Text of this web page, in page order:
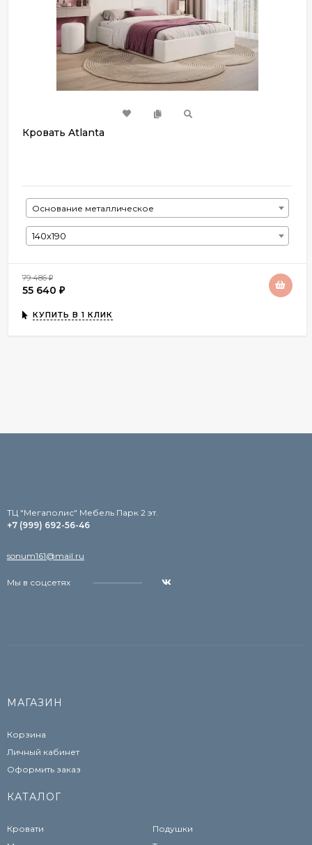
Кровать Atlanta
Основание металлическое
140х190
79 486₽
55 640 ₽
КУПИТЬ В 1 КЛИК
TЦ "Мегаполис" Мебель Парк 2 эт.
+7 (999) 692-56-46
sonum161@mail.ru
Мы в соцсетях
МАГАЗИН
Корзина
Личный кабинет
Оформить заказ
КАТАЛОГ
Кровати
Подушки